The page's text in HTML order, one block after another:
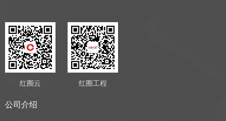
红圈云 红圈工程
公司介绍